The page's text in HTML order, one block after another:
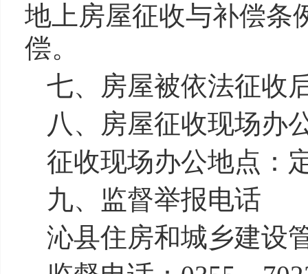
地上房屋征收与补偿条
偿。
七、房屋被依法征收
八、房屋征收现场办
征收现场办公地点：
九、监督举报电话
沁县住房和城乡建设